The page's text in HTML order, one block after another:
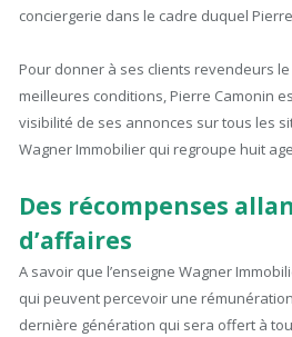
conciergerie dans le cadre duquel
Pour donner à ses clients revendeurs
meilleures conditions, Pierre Camonin
visibilité de ses annonces sur tous les
Wagner Immobilier qui regroupe huit
Des récompenses
d’affaires
A savoir que l’enseigne Wagner
qui peuvent percevoir une
dernière génération qui sera offert à